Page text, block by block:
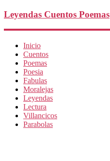
Leyendas Cuentos Poemas
Inicio
Cuentos
Poemas
Poesia
Fabulas
Moralejas
Leyendas
Lectura
Villancicos
Parabolas